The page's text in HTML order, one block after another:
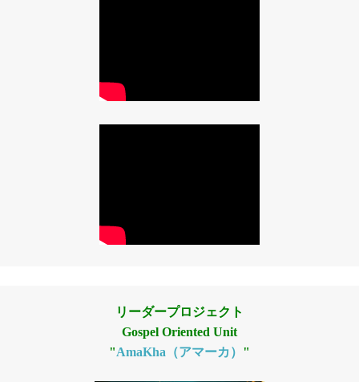
リーダープロジェクト
Gospel Oriented Unit
"AmaKha（アマーカ） "